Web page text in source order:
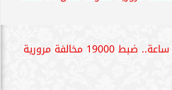
خلال 24 ساعة.. ضبط 19000 مخالفة مرورية